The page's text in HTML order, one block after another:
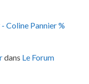
Coline Pannier %
dans Le Forum